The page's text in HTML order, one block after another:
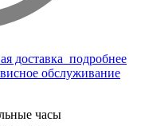
доставка подробнее
обслуживание
часы